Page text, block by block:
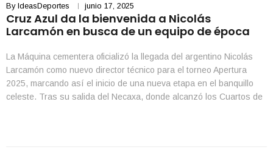
By IdeasDeportes junio 17, 2025
Cruz Azul da la bienvenida a Nicolás
Larcamón en busca de un equipo de época
La Máquina cementera oficializó la llegada del argentino Nicolás
Larcamón como nuevo director técnico para el torneo Apertura
2025, marcando así el inicio de una nueva etapa en el banquillo
celeste. Tras su salida del Necaxa, donde alcanzó los Cuartos de